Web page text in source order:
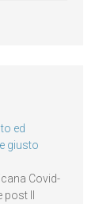
ed
giusto
Covid-
Il